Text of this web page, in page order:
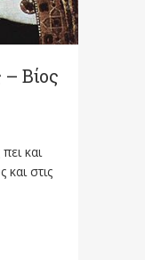
– Βίος
και
στις